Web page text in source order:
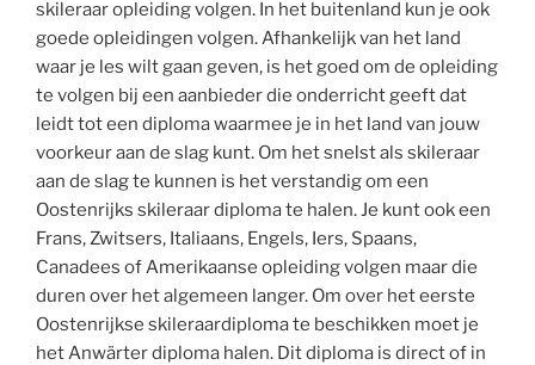
skileraar opleiding volgen. In het buitenland kun je ook
goede opleidingen volgen. Afhankelijk van het land
waar je les wilt gaan geven, is het goed om de opleiding
te volgen bij een aanbieder die onderricht geeft dat
leidt tot een diploma waarmee je in het land van jouw
voorkeur aan de slag kunt. Om het snelst als skileraar
aan de slag te kunnen is het verstandig om een
Oostenrijks skileraar diploma te halen. Je kunt ook een
Frans, Zwitsers, Italiaans, Engels, Iers, Spaans,
Canadees of Amerikaanse opleiding volgen maar die
duren over het algemeen langer. Om over het eerste
Oostenrijkse skileraardiploma te beschikken moet je
het Anwärter diploma halen. Dit diploma is direct of in